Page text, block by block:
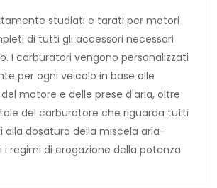
studiati e tarati per motori
di tutti gli accessori necessari
I carburatori vengono personalizzati
per ogni veicolo in base alle
motore e delle prese d'aria, oltre
del carburatore che riguarda tutti
dosatura della miscela aria-
regimi di erogazione della potenza.